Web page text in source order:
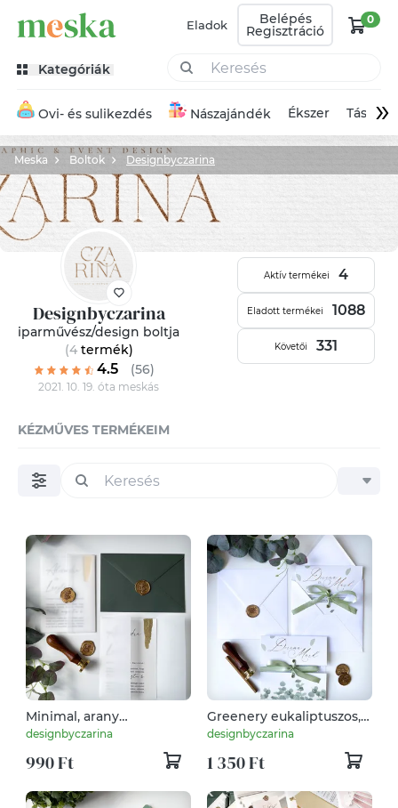
Eladok Belépés
Regisztráció
0
Kategóriák
Ovi- és sulikezdés Nászajándék Ékszer Táska»
Meska Boltok Designbyczarina
Designbyczarina
iparművész/design boltja
(4termék)
4.5 (56)
2021. 10. 19. óta meskás
Aktív termékei 4
Eladott termékei 1088
Követői 331
KÉZMŰVES TERMÉKEIM
Minimal, arany
füstfóliázott esküvői
meghívó pausz papír
borítóval, borítékkal,
viaszpecséttel
designbyczarina
990 Ft
Greenery eukaliptuszos,
arany fóliázott, esküvői
meghívó, masnival
megkötve, borítékkal,
viaszpecséttel
designbyczarina
1 350 Ft